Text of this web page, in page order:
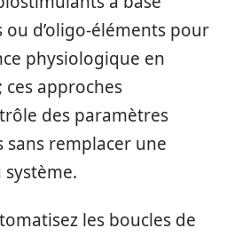
ou d’oligo-éléments pour
physiologique en
ces approches
des paramètres
sans remplacer une
les boucles de